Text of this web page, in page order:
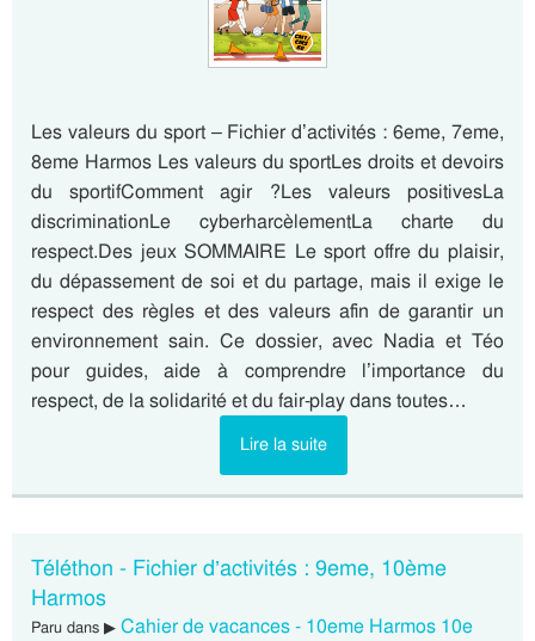
Les valeurs du sport – Fichier d’activités : 6eme, 7eme,
8eme Harmos Les valeurs du sportLes droits et devoirs
du sportifComment agir ?Les valeurs positivesLa
discriminationLe cyberharcèlementLa charte du
respect.Des jeux SOMMAIRE Le sport offre du plaisir,
du dépassement de soi et du partage, mais il exige le
respect des règles et des valeurs afin de garantir un
environnement sain. Ce dossier, avec Nadia et Téo
pour guides, aide à comprendre l’importance du
respect, de la solidarité et du fair-play dans toutes…
Lire la suite
Téléthon - Fichier d’activités : 9eme, 10ème
Harmos
Paru dans ▶ Cahier de vacances - 10eme Harmos 10e